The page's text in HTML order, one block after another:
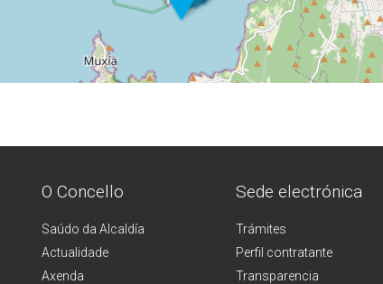
O Concello
Saúdo da Alcaldía
Actualidade
Axenda
Sede electrónica
Trámites
Perfil contratante
Transparencia